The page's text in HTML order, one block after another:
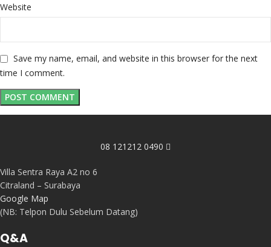
Website
Save my name, email, and website in this browser for the next
time I comment.
08 121212 0490
Villa Sentra Raya A2 no 6
Citraland – Surabaya
Google Map
(NB: Telpon Dulu Sebelum Datang)
Q&A